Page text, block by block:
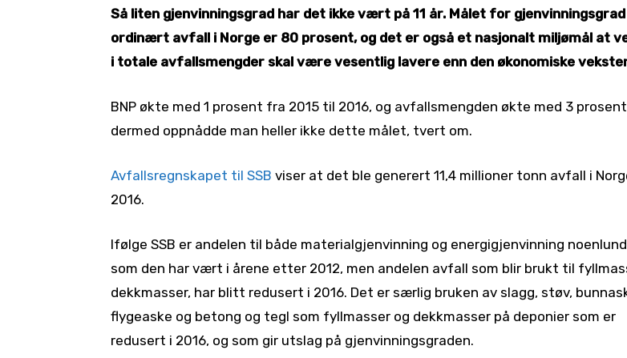
Så liten gjenvinningsgrad har det ikke vært på 11 år. Målet for
ordinært avfall i Norge er 80 prosent, og det er også et nasjonalt miljømål at
i totale avfallsmengder skal være vesentlig lavere enn den økonomiske
BNP økte med 1 prosent fra 2015 til 2016, og avfallsmengden økte med 3
dermed oppnådde man heller ikke dette målet, tvert om.
Avfallsregnskapet til SSB viser at det ble generert 11,4 millioner tonn avfall i
2016.
Ifølge SSB er andelen til både materialgjenvinning og energigjenvinning
som den har vært i årene etter 2012, men andelen avfall som blir brukt til
dekkmasser, har blitt redusert i 2016. Det er særlig bruken av slagg, støv,
flygeaske og betong og tegl som fyllmasser og dekkmasser på deponier som er
redusert i 2016, og som gir utslag på gjenvinningsgraden.